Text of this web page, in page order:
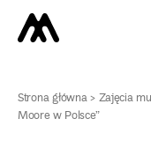
Strona główna>Zajęcia
Moore w Polsce”